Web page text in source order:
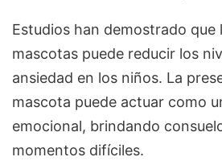
Estudios han demostrado
mascotas puede reducir los
ansiedad en los niños. La
mascota puede actuar como
emocional, brindando
momentos difíciles.